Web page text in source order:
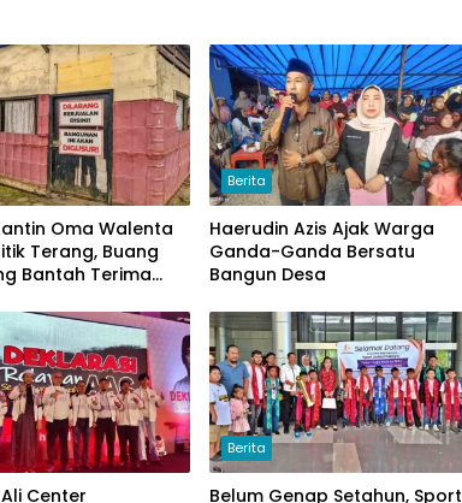
Oma Walenta
Terang, Buang
Bantah Terima
Berita
Haerudin Azis Ajak Warga
Ganda-Ganda Bersatu
Bangun Desa
Center
Berita
Belum Genap Setahun, Sport